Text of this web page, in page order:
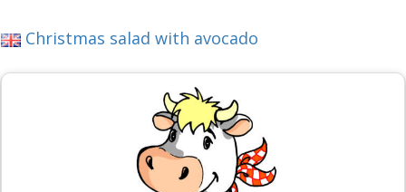
Christmas salad with avocado